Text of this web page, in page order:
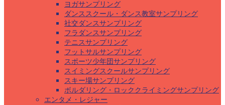
ヨガサンプリング
ダンススクール・ダンス教室サンプリング
社交ダンスサンプリング
フラダンスサンプリング
テニスサンプリング
フットサルサンプリング
スポーツ少年団サンプリング
スイミングスクールサンプリング
スキー場サンプリング
ボルダリング・ロッククライミングサンプリング
エンタメ・レジャー